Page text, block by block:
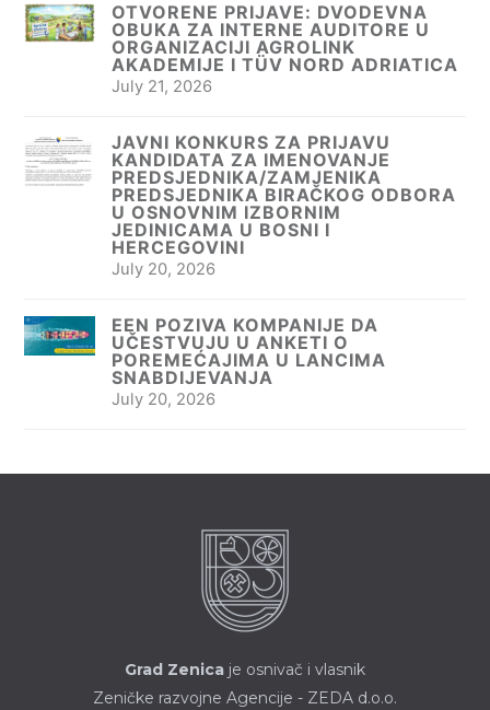
OTVORENE PRIJAVE: DVODEVNA
OBUKA ZA INTERNE AUDITORE U
ORGANIZACIJI AGROLINK
AKADEMIJE I TÜV NORD ADRIATICA
July 21, 2026
JAVNI KONKURS ZA PRIJAVU
KANDIDATA ZA IMENOVANJE
PREDSJEDNIKA/ZAMJENIKA
PREDSJEDNIKA BIRAČKOG ODBORA
U OSNOVNIM IZBORNIM
JEDINICAMA U BOSNI I
HERCEGOVINI
July 20, 2026
EEN POZIVA KOMPANIJE DA
UČESTVUJU U ANKETI O
POREMEĆAJIMA U LANCIMA
SNABDIJEVANJA
July 20, 2026
Grad Zenica je osnivač i vlasnik
Zeničke razvojne Agencije - ZEDA d.o.o.